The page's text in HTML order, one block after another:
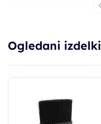
Ogledani izdelki